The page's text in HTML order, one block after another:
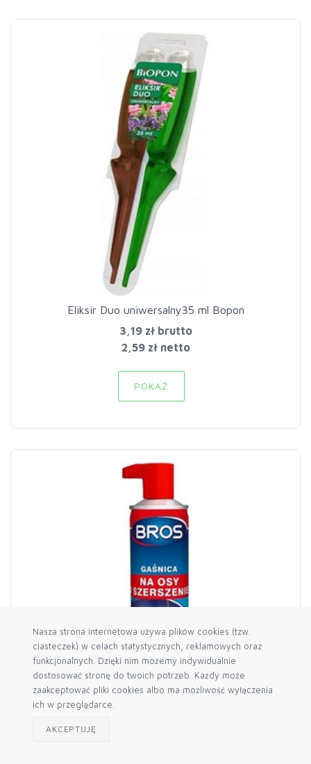
Nasza strona internetowa używa plików cookies (tzw.
ciasteczek) w celach statystycznych, reklamowych oraz
funkcjonalnych. Dzięki nim możemy indywidualnie
dostosować stronę do twoich potrzeb. Każdy może
zaakceptować pliki cookies albo ma możliwość wyłączenia
ich w przeglądarce.
AKCEPTUJĘ
Eliksir Duo uniwersalny35 ml Bopon
3,19 złbrutto
2,59 zł netto
POKAŻ